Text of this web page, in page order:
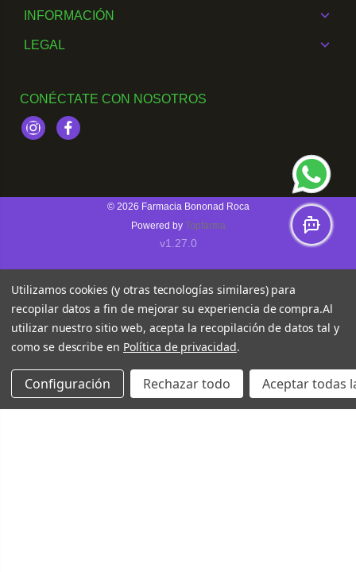
INFORMACIÓN
LEGAL
CONÉCTATE CON NOSOTROS
InstagramFacebook
© 2026 Farmacia Bononad Roca
Powered by Topfarma
v1.27.0
Utilizamos cookies (y otras tecnologías similares) para
recopilar datos a fin de mejorar su experiencia de compra.Al
utilizar nuestro sitio web, acepta la recopilación de datos tal y
como se describe en Política de privacidad.
Configuración Rechazar todo Aceptar todas